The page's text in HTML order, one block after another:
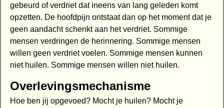
gebeurd of verdriet dat ineens van lang geleden komt
opzetten. De hoofdpijn ontstaat dan op het moment dat je
geen aandacht schenkt aan het verdriet. Sommige
mensen verdringen de herinnering. Sommige mensen
willen geen verdriet voelen. Sommige mensen kunnen
niet huilen. Sommige mensen willen niet huilen.
Overlevingsmechanisme
Hoe ben jij opgevoed? Mocht je huilen? Mocht je